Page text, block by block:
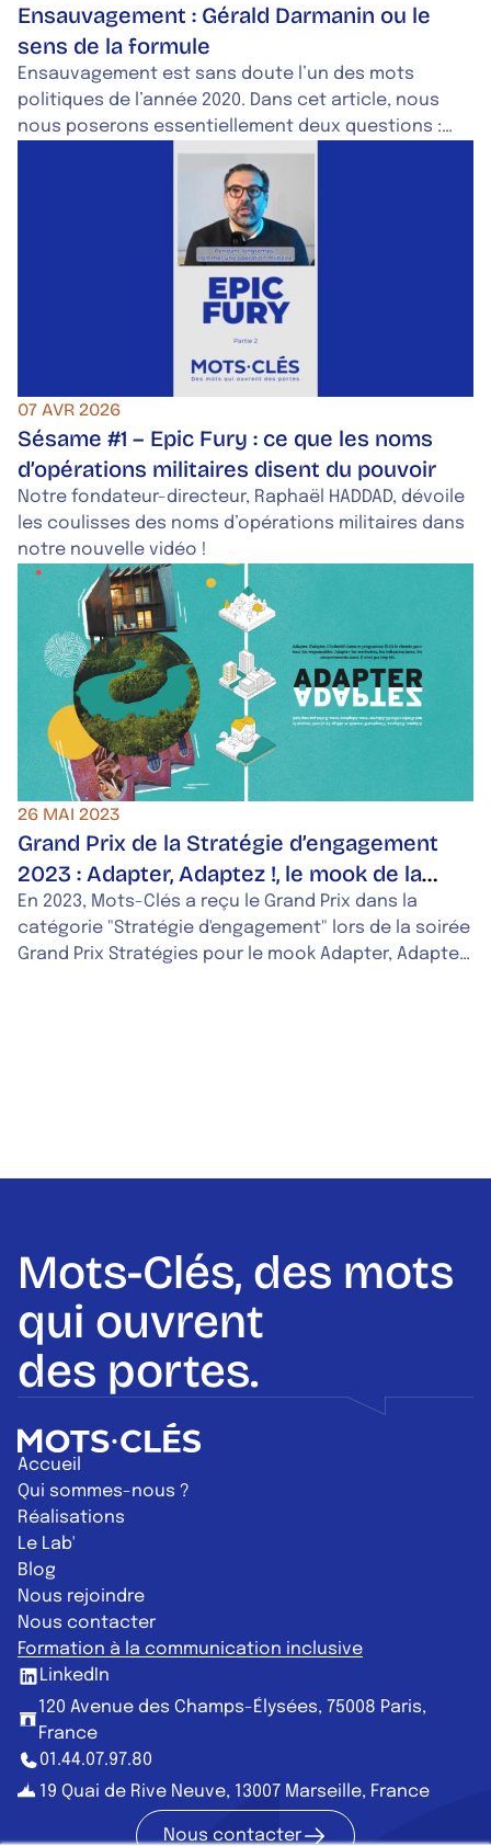
Ensauvagement : Gérald Darmanin ou le
sens de la formule
Ensauvagement est sans doute l’un des mots
politiques de l’année 2020. Dans cet article, nous
nous poserons essentiellement deux questions :
est-ce vraiment un mot forgé à l’extrême droite ? En
quoi son utilisation par le ministre de l’intérieur
relève-t-elle d’une stratégie de communication ?
Ensauvagement : histoire d’un mot qui a tous les
atours d’une formule politique, entre entretien du
discours sécuritaire et effet de diversion face à
07 AVR 2026
Sésame #1 – Epic Fury : ce que les noms
d’opérations militaires disent du pouvoir
Notre fondateur-directeur, Raphaël HADDAD, dévoile
les coulisses des noms d’opérations militaires dans
notre nouvelle vidéo !
26 MAI 2023
Grand Prix de la Stratégie d’engagement
2023 : Adapter, Adaptez !, le mook de la
Caisse des Dépôts, récompensé !
En 2023, Mots-Clés a reçu le Grand Prix dans la
catégorie "Stratégie d'engagement" lors de la soirée
Grand Prix Stratégies pour le mook Adapter, Adaptez
Mots-Clés, des mots
qui ouvrent
des portes.
Retour à l'accueil
Accueil
Qui sommes-nous ?
Réalisations
Le Lab'
Blog
Nous rejoindre
Nous contacter
Formation à la communication inclusive
LinkedIn
120 Avenue des Champs-Élysées, 75008 Paris,
France
01.44.07.97.80
19 Quai de Rive Neuve, 13007 Marseille, France
Nous contacter Nous